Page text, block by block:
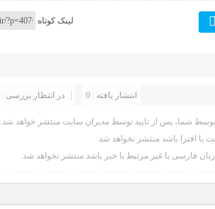
لینک کوتاه
در انتظار بررسی : 0 انتشار یافته : 0
شما، پس از تایید توسط مدیران سایت منتشر خواهد شد.
یا افترا باشد منتشر نخواهد شد.
فارسی یا غیر مرتبط با خبر باشد منتشر نخواهد شد.